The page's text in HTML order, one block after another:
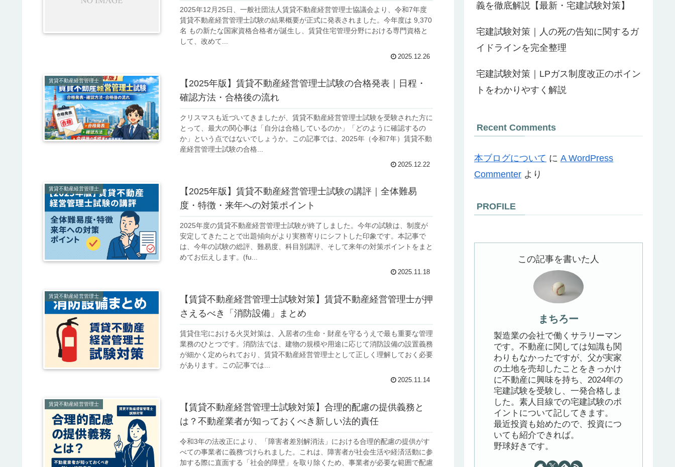
2025年12月25日、一般社団法人賃貸不動産経営管理士協議会より、令和7年度
賃貸不動産経営管理士試験の結果概要が正式に発表されました。今年度は 9,370
名 もの新たな国家資格合格者が誕生し、賃貸住宅管理分野における専門資格と
して、改めて...
2025.12.26
賃貸不動産経営管理士
【2025年版】賃貸不動産経営管理士試験の合格発表｜日程・
確認方法・合格後の流れ
クリスマスも近づいてきましたが、賃貸不動産経営管理士試験を受験された方に
とって、最大の関心事は「自分は合格しているのか」「どのように確認するの
か」という点ではないでしょうか。この記事では、2025年（令和7年）賃貸不動
産経営管理士試験の合格...
2025.12.22
賃貸不動産経営管理士
【2025年版】賃貸不動産経営管理士試験の講評｜全体難易
度・特徴・来年への対策ポイント
2025年度の賃貸不動産経営管理士試験が終了しました。今年の試験は、制度が
安定してきたことで出題傾向がより実務寄りにシフトした印象です。本記事で
は、今年の試験の総評、難易度、科目別講評、そして来年の対策ポイントをまと
めてお伝えします。(fu...
2025.11.18
賃貸不動産経営管理士
【賃貸不動産経営管理士試験対策】賃貸不動産経営管理士が押
さえるべき「消防設備」まとめ
賃貸住宅における火災対策は、入居者の生命・財産を守るうえで最も重要な管理
業務のひとつです。消防法では、建物の規模や用途に応じて消防設備の設置義務
が細かく定められており、賃貸不動産経営管理士として正しく理解しておく必要
があります。この記事では...
2025.11.14
賃貸不動産経営管理士
【賃貸不動産経営管理士試験対策】合理的配慮の提供義務と
は？不動産業者が知っておくべき新しい法的責任
令和3年の法改正により、「障害者差別解消法」における合理的配慮の提供がす
べての事業者に義務づけられました。これは、障害者が社会生活や経済活動に参
加する際に直面する「社会的障壁」を取り除くため、事業者が必要な範囲で配慮
義を徹底解説【最新・宅建試験対策】
宅建試験対策｜人の死の告知に関するガ
イドラインを完全整理
宅建試験対策｜LPガス制度改正のポイン
トをわかりやすく解説
Recent Comments
本ブログについて に A WordPress
Commenter より
PROFILE
この記事を書いた人
まちろー
製造業の会社で働くサラリーマン
です。不動産に関しては知識も関
わりもなかったですが、父が実家
の土地を売却したことをきっかけ
に不動産に興味を持ち、2024年の
宅建試験を受験し、一発合格しま
した。素人目線での宅建試験のポ
イントについて記してきます。
最近投資も始めたので、投資につ
いても紹介できれば。
野球好きです。